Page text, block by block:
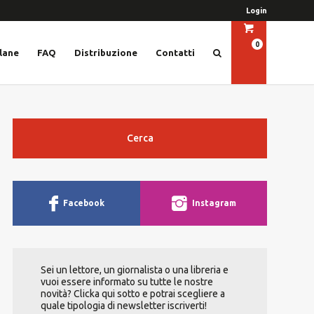
Login
FAQ Distribuzione Contatti
0
Cerca
Facebook Instagram
Sei un lettore, un giornalista o una libreria e
vuoi essere informato su tutte le nostre
novità? Clicka qui sotto e potrai scegliere a
quale tipologia di newsletter iscriverti!